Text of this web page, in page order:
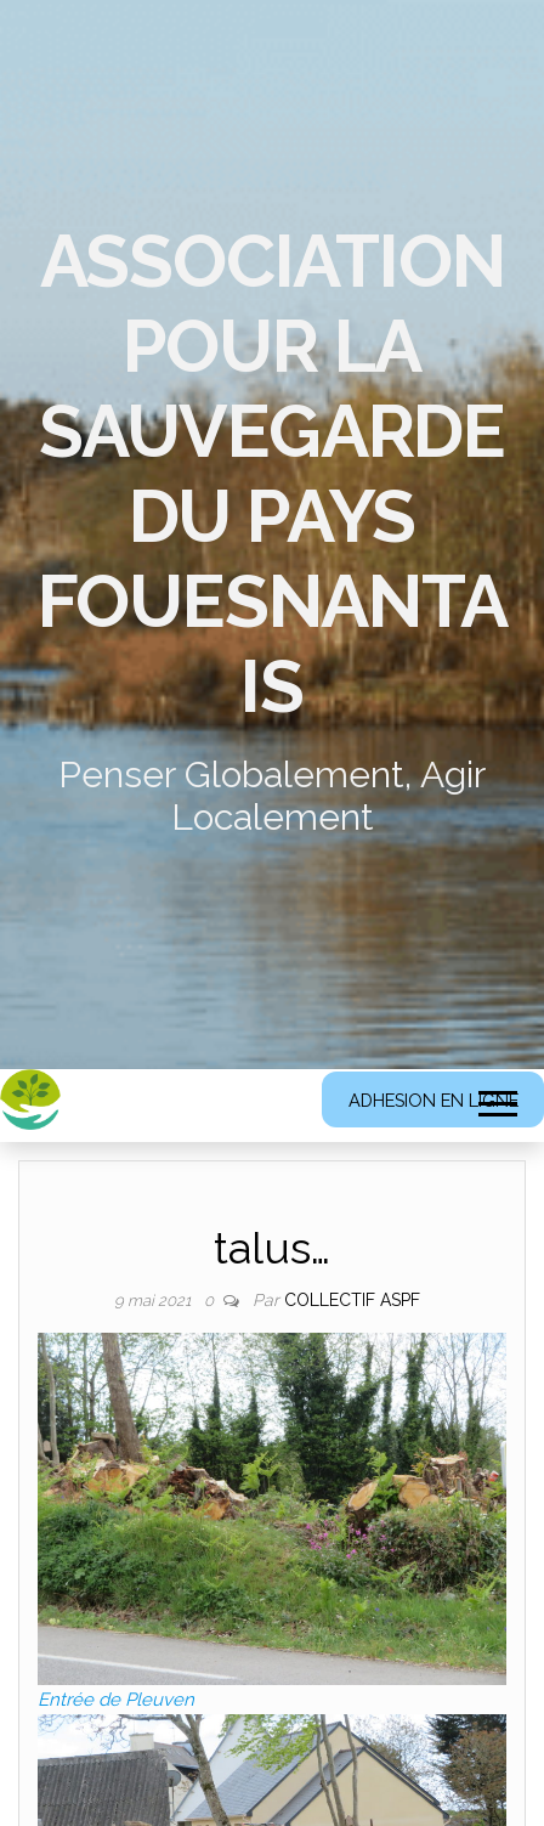
ASSOCIATION
POUR LA
SAUVEGARDE
DU PAYS
FOUESNANTA
IS
Penser Globalement, Agir
Localement
ADHESION EN LIGNE
talus…
9 mai 2021 0 Par COLLECTIF ASPF
Entrée de Pleuven